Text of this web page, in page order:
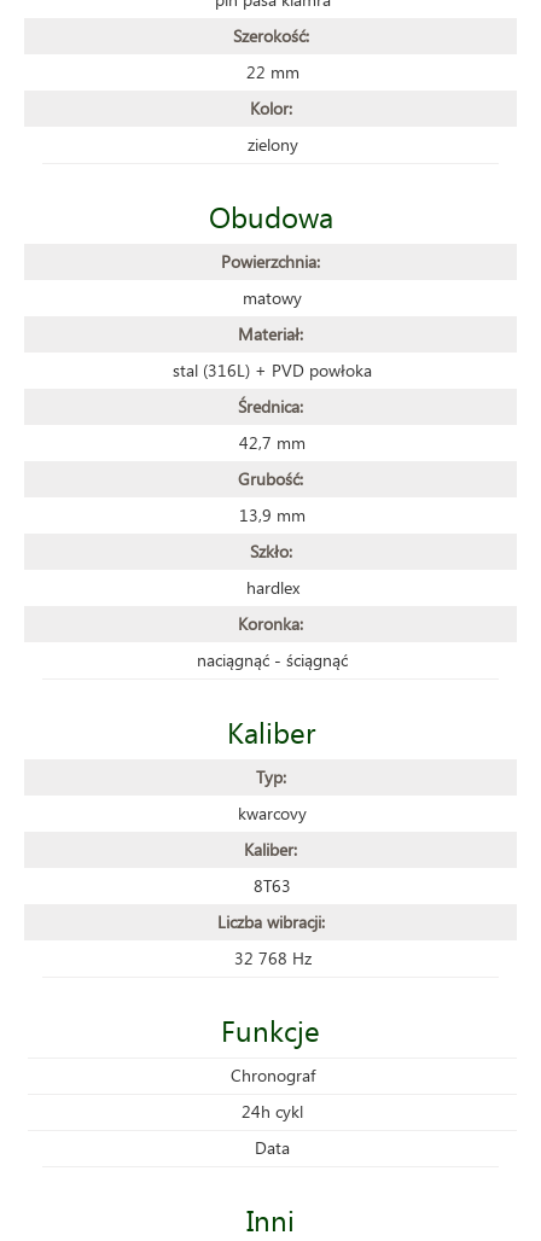
Szerokość:
22 mm
Kolor:
zielony
Obudowa
Powierzchnia:
matowy
Materiał:
stal (316L) + PVD powłoka
Średnica:
42,7 mm
Grubość:
13,9 mm
Szkło:
hardlex
Koronka:
naciągnąć - ściągnąć
Kaliber
Typ:
kwarcovy
Kaliber:
8T63
Liczba wibracji:
32 768 Hz
Funkcje
Chronograf
24h cykl
Data
Inni